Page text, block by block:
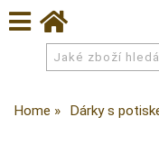
Home Dárky s